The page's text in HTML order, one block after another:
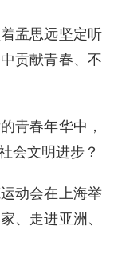
孟思远坚定听
贡献青春、不
青春年华中，
会文明进步？
动会在上海举
、走进亚洲、